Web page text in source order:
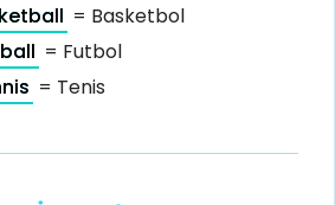
= Basketbol
= Futbol
= Tenis